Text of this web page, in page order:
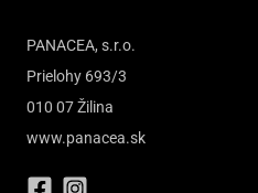
PANACEA, s.r.o.
Prielohy 693/3
010 07 Žilina
www.panacea.sk